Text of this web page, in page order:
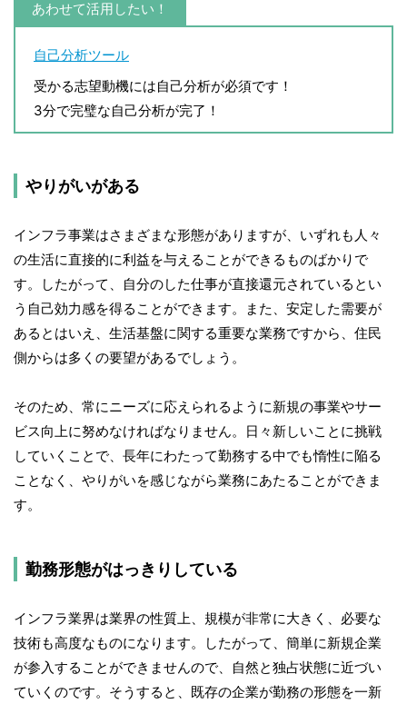
あわせて活用したい！
自己分析ツール
受かる志望動機には自己分析が必須です！
3分で完璧な自己分析が完了！
やりがいがある
インフラ事業はさまざまな形態がありますが、いずれも人々
の生活に直接的に利益を与えることができるものばかりで
す。したがって、自分のした仕事が直接還元されているとい
う自己効力感を得ることができます。また、安定した需要が
あるとはいえ、生活基盤に関する重要な業務ですから、住民
側からは多くの要望があるでしょう。
そのため、常にニーズに応えられるように新規の事業やサー
ビス向上に努めなければなりません。日々新しいことに挑戦
していくことで、長年にわたって勤務する中でも惰性に陥る
ことなく、やりがいを感じながら業務にあたることができま
す。
勤務形態がはっきりしている
インフラ業界は業界の性質上、規模が非常に大きく、必要な
技術も高度なものになります。したがって、簡単に新規企業
が参入することができませんので、自然と独占状態に近づい
ていくのです。そうすると、既存の企業が勤務の形態を一新